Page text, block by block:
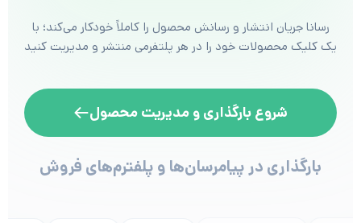
رسانا جریان انتشار و رسانش محصول را کاملاً خودکار می‌کند؛ با
یک کلیک محصولات خود را در هر پلتفرمی منتشر و مدیریت کنید
شروع بارگذاری و مدیریت محصول
بارگذاری در پیامرسان‌ها و پلفترم‌های فروش